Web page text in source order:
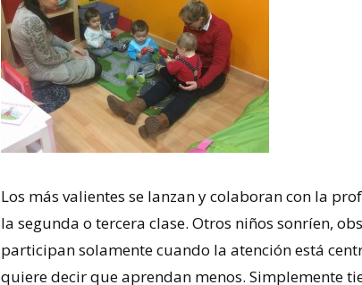
Los más valientes se lanzan y colaboran con la
la segunda o tercera clase. Otros niños sonríen,
participan solamente cuando la atención está
quiere decir que aprendan menos. Simplemente